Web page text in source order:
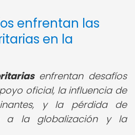
enfrentan las
en la
enfrentan desafíos
oficial, la influencia de
y la pérdida de
a la globalización y la